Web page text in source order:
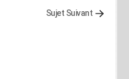
Sujet Suivant